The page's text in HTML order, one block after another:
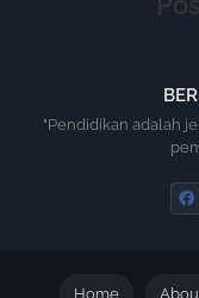
"Pendidikan adalah
Home